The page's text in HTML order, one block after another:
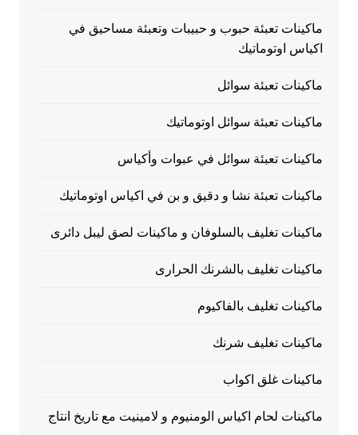
ماكينات تعبئة حبوب و حبيبات وتعبئة مساحيق في
اكياس اوتوماتيك
ماكينات تعبئة سوائل
ماكينات تعبئة سوائل اوتوماتيك
ماكينات تعبئة سوائل في عبوات وأكياس
ماكينات تعبئة نشا و دقيق و بن في اكياس اوتوماتيك
ماكينات تغليف بالسلوفان و ماكينات لصق ليبل دائرى
ماكينات تغليف بالشرنك الحرارى
ماكينات تغليف بالفاكيوم
ماكينات تغليف شرنك
ماكينات غلق اكواب
ماكينات لحام اكياس الومنيوم و لامينيت مع تاريخ انتاج